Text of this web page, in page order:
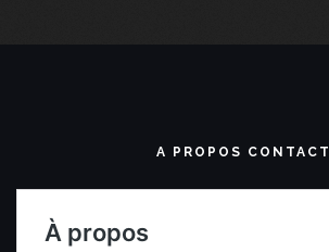
A PROPOS CONTACT